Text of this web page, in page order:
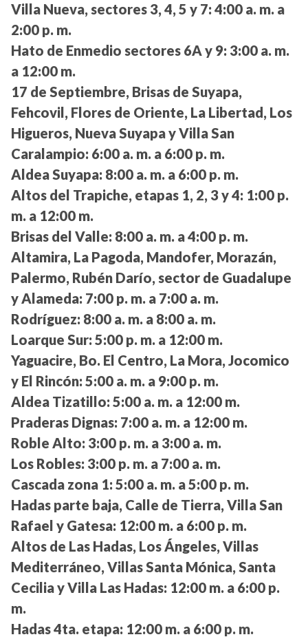
Villa Nueva, sectores 3, 4, 5 y 7: 4:00 a. m. a
2:00 p. m.
Hato de Enmedio sectores 6A y 9: 3:00 a. m.
a 12:00 m.
17 de Septiembre, Brisas de Suyapa,
Fehcovil, Flores de Oriente, La Libertad, Los
Higueros, Nueva Suyapa y Villa San
Caralampio: 6:00 a. m. a 6:00 p. m.
Aldea Suyapa: 8:00 a. m. a 6:00 p. m.
Altos del Trapiche, etapas 1, 2, 3 y 4: 1:00 p.
m. a 12:00 m.
Brisas del Valle: 8:00 a. m. a 4:00 p. m.
Altamira, La Pagoda, Mandofer, Morazán,
Palermo, Rubén Darío, sector de Guadalupe
y Alameda: 7:00 p. m. a 7:00 a. m.
Rodríguez: 8:00 a. m. a 8:00 a. m.
Loarque Sur: 5:00 p. m. a 12:00 m.
Yaguacire, Bo. El Centro, La Mora, Jocomico
y El Rincón: 5:00 a. m. a 9:00 p. m.
Aldea Tizatillo: 5:00 a. m. a 12:00 m.
Praderas Dignas: 7:00 a. m. a 12:00 m.
Roble Alto: 3:00 p. m. a 3:00 a. m.
Los Robles: 3:00 p. m. a 7:00 a. m.
Cascada zona 1: 5:00 a. m. a 5:00 p. m.
Hadas parte baja, Calle de Tierra, Villa San
Rafael y Gatesa: 12:00 m. a 6:00 p. m.
Altos de Las Hadas, Los Ángeles, Villas
Mediterráneo, Villas Santa Mónica, Santa
Cecilia y Villa Las Hadas: 12:00 m. a 6:00 p.
m.
Hadas 4ta. etapa: 12:00 m. a 6:00 p. m.